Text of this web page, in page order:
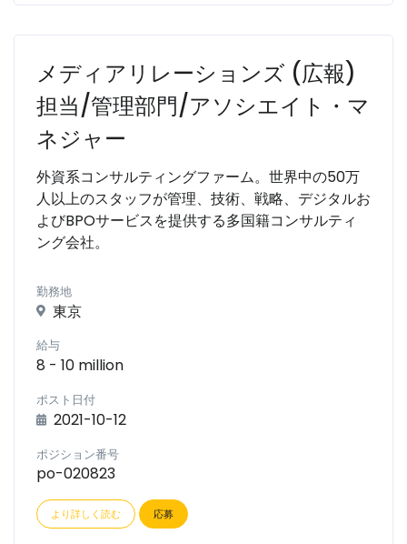
メディアリレーションズ (広報)
担当/管理部門/アソシエイト・マ
ネジャー
外資系コンサルティングファーム。世界中の50万
人以上のスタッフが管理、技術、戦略、デジタルお
よびBPOサービスを提供する多国籍コンサルティ
ング会社。
勤務地
東京
給与
8 - 10 million
ポスト日付
2021-10-12
ポジション番号
po-020823
より詳しく読む 応募